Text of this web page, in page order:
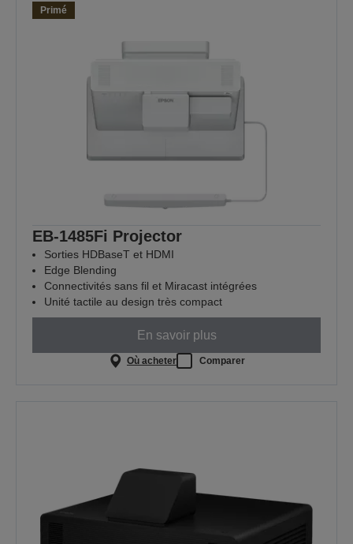
Primé
EB-1485Fi Projector
Sorties HDBaseT et HDMI
Edge Blending
Connectivités sans fil et Miracast intégrées
Unité tactile au design très compact
En savoir plus
Où acheter Comparer